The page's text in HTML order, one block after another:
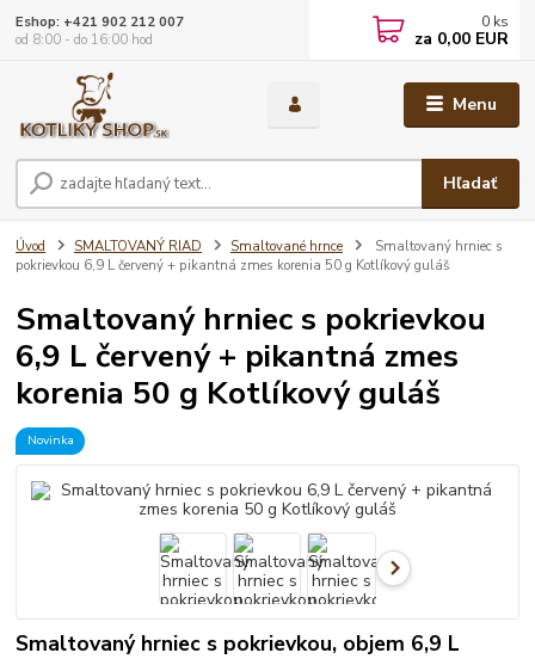
Menu
Hľadať
Eshop: +421 902 212 007
od 8:00 - do 16:00 hod
0 ks
za 0,00 EUR
Úvod SMALTOVANÝ RIAD Smaltované hrnce
Smaltovaný hrniec s
pokrievkou 6,9 L červený + pikantná zmes korenia 50 g Kotlíkový guláš
Smaltovaný hrniec s pokrievkou
6,9 L červený + pikantná zmes
korenia 50 g Kotlíkový guláš
Novinka
Smaltovaný hrniec s pokrievkou, objem 6,9 L